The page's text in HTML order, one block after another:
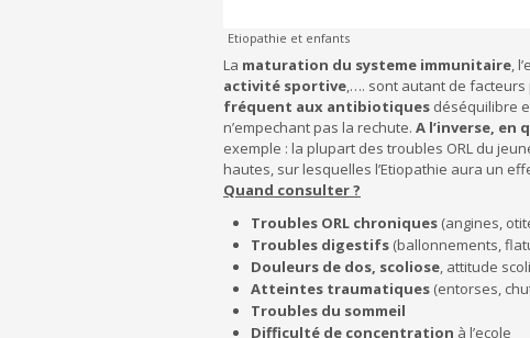
Etiopathie et enfants
La maturation du systeme immunitaire,
activité sportive,…. sont autant de facteurs
fréquent aux antibiotiques déséquilibre
n’empechant pas la rechute. A l’inverse, en
exemple : la plupart des troubles ORL du
hautes, sur lesquelles l’Etiopathie aura un
Quand consulter ?
Troubles ORL chroniques (angines,
Troubles digestifs (ballonnements,
Douleurs de dos, scoliose, attitude
Atteintes traumatiques (entorses,
Troubles du sommeil
Difficulté de concentration à l’ecole